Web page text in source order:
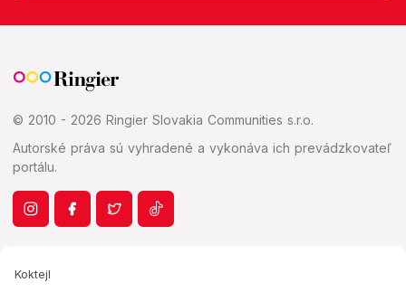
© 2010 - 2026 Ringier Slovakia Communities s.r.o.
Autorské práva sú vyhradené a vykonáva ich prevádzkovateľ
portálu.
Koktejl